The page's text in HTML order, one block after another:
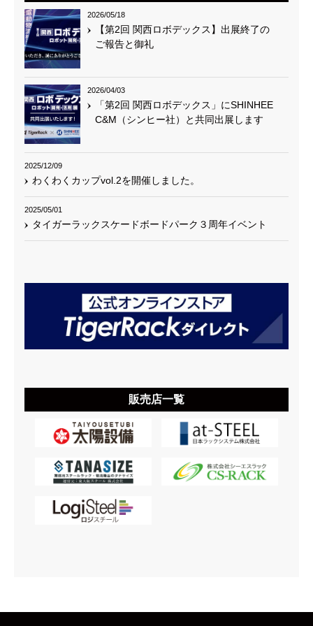
2026/05/18
【第2回 関西ロボデックス】出展終了の
ご報告と御礼
2026/04/03
「第2回 関西ロボデックス」にSHINHEE
C&M（シンヒー社）と共同出展します
2025/12/09
わくわくカップvol.2を開催しました。
2025/05/01
タイガーラックスケードボードパーク３周年イベント
販売店一覧